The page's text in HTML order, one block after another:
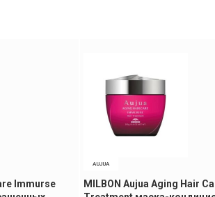
Immurse
AUJUA
MILBON Aujua Aging Hair